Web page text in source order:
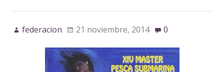
federacion 21 noviembre, 2014 0